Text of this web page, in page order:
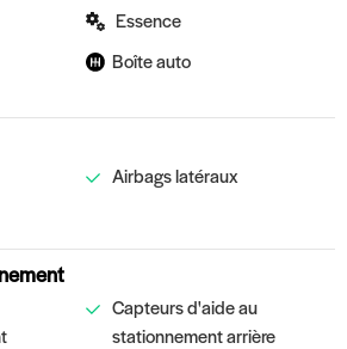
Essence
Boîte auto
Airbags latéraux
Capteurs d'aide au
stationnement arrière